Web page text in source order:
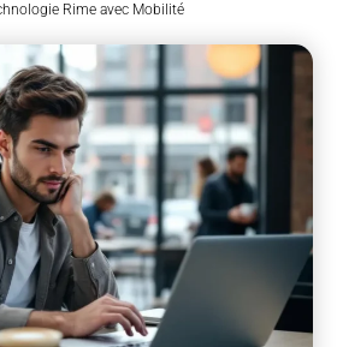
Rime avec Mobilité